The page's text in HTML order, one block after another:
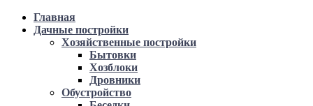
Главная
Дачные постройки
Хозяйственные постройки
Бытовки
Хозблоки
Дровники
Обустройство